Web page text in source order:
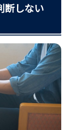
断しない